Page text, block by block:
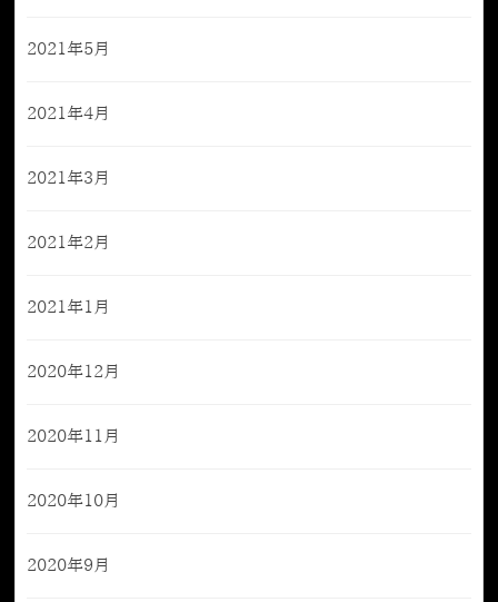
2021年5月
2021年4月
2021年3月
2021年2月
2021年1月
2020年12月
2020年11月
2020年10月
2020年9月